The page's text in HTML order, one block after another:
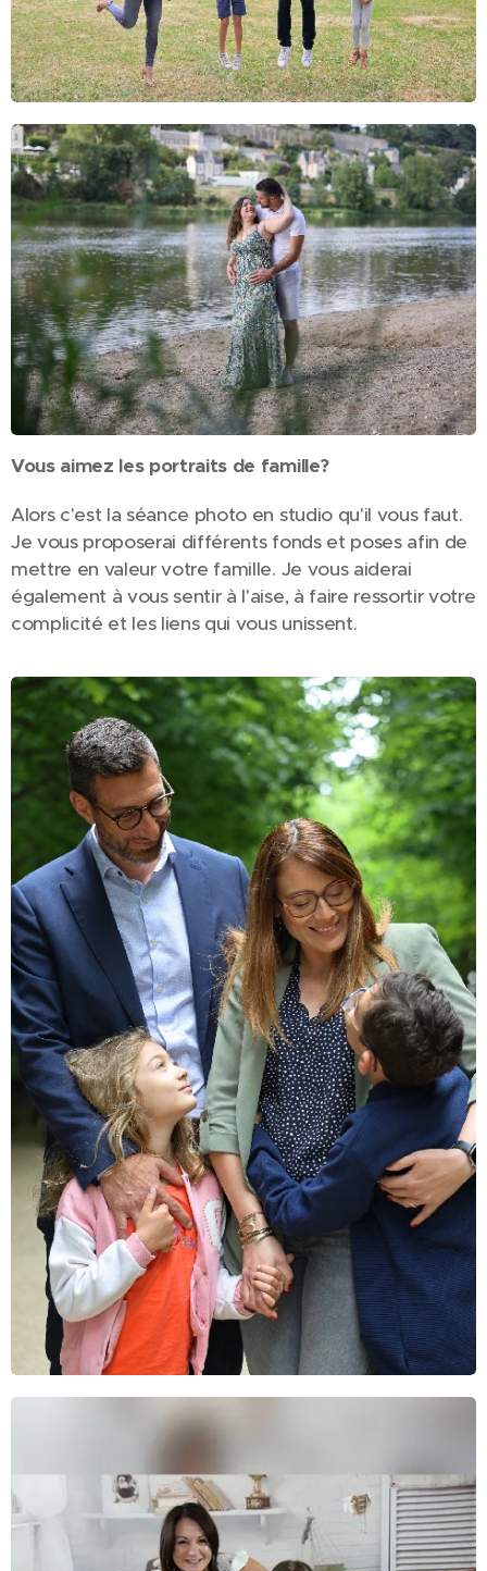
Vous aimez les portraits de famille?
Alors c'est la séance photo en studio qu'il vous faut.
Je vous proposerai différents fonds et poses afin de
mettre en valeur votre famille. Je vous aiderai
également à vous sentir à l'aise, à faire ressortir votre
complicité et les liens qui vous unissent.